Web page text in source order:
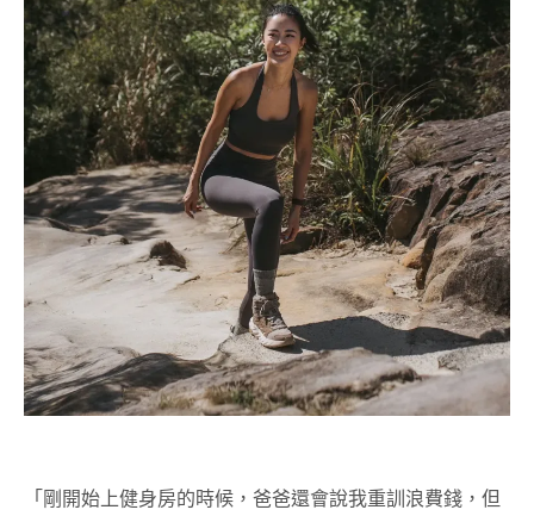
「剛開始上健身房的時候，爸爸還會說我重訓浪費錢，但